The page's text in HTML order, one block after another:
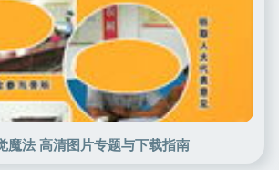
魔法 高清图片专题与下载指南